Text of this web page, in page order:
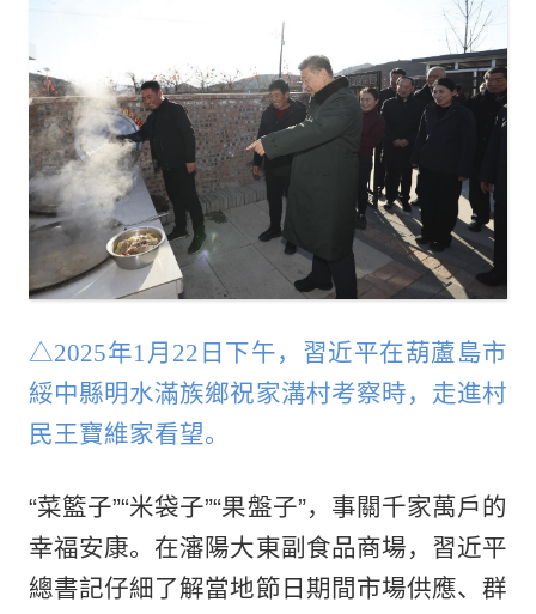
△2025年1月22日下午，習近平在葫蘆島市
綏中縣明水滿族鄉祝家溝村考察時，走進村
民王寶維家看望。
“菜籃子”“米袋子”“果盤子”，事關千家萬戶的
幸福安康。在瀋陽大東副食品商場，習近平
總書記仔細了解當地節日期間市場供應、群